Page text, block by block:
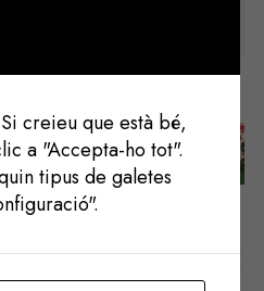
Següent
creieu que està bé,
a "Accepta-ho tot".
tipus de galetes